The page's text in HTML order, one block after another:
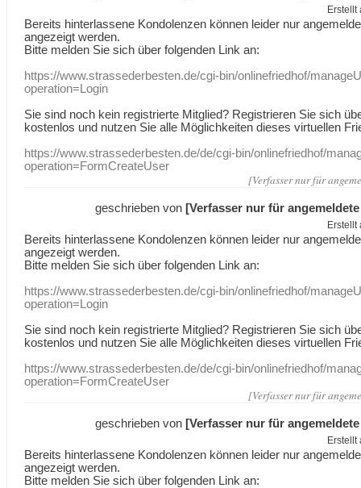
Erstellt
Bereits hinterlassene Kondolenzen können leider nur
angezeigt werden.
Bitte melden Sie sich über folgenden Link an:
https://www.strassederbesten.de/cgi-bin/onlinefriedhof/
operation=Login
Sie sind noch kein registrierte Mitglied? Registrieren Sie sich
kostenlos und nutzen Sie alle Möglichkeiten dieses virtuellen
https://www.strassederbesten.de/de/cgi-bin/onlinefriedhof/
operation=FormCreateUser
[Verfasser nur für
geschrieben von [Verfasser nur für
Erstellt
Bereits hinterlassene Kondolenzen können leider nur
angezeigt werden.
Bitte melden Sie sich über folgenden Link an:
https://www.strassederbesten.de/cgi-bin/onlinefriedhof/
operation=Login
Sie sind noch kein registrierte Mitglied? Registrieren Sie sich
kostenlos und nutzen Sie alle Möglichkeiten dieses virtuellen
https://www.strassederbesten.de/de/cgi-bin/onlinefriedhof/
operation=FormCreateUser
[Verfasser nur für
geschrieben von [Verfasser nur für
Erstellt
Bereits hinterlassene Kondolenzen können leider nur
angezeigt werden.
Bitte melden Sie sich über folgenden Link an: